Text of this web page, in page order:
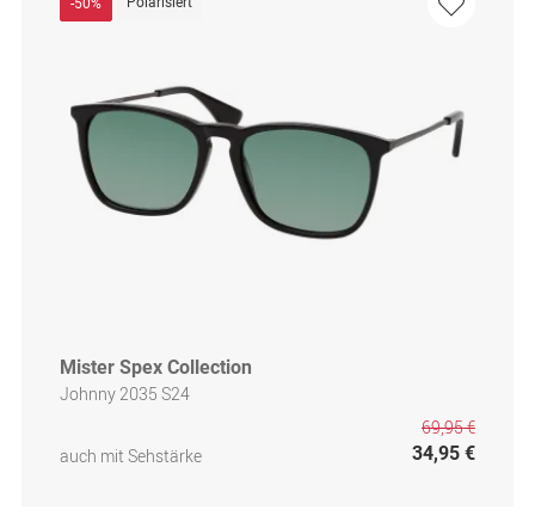
Mister Spex Collection
Johnny 2035 S24
auch mit Sehstärke
69,95 €
34,95 €